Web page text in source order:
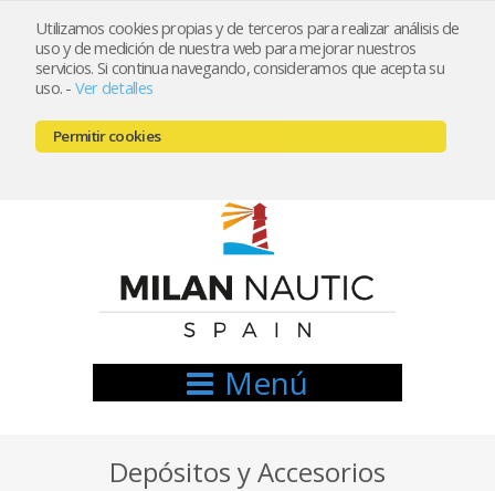
Utilizamos cookies propias y de terceros para realizar análisis de
uso y de medición de nuestra web para mejorar nuestros
servicios. Si continua navegando, consideramos que acepta su
uso. - Ver detalles
Permitir cookies
Registrarse Mi cuenta
666521122 // 654999333
Menú
Depósitos y Accesorios